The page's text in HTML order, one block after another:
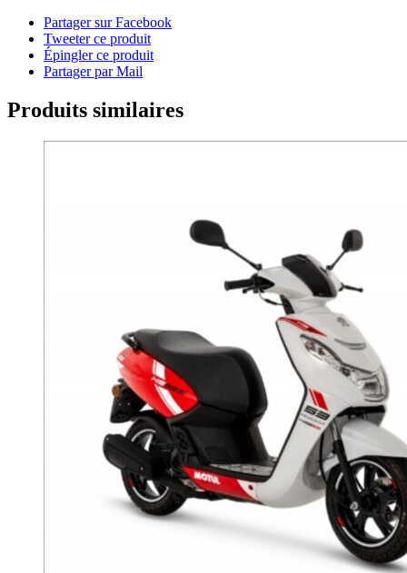
Partager sur Facebook
Tweeter ce produit
Épingler ce produit
Partager par Mail
Produits similaires